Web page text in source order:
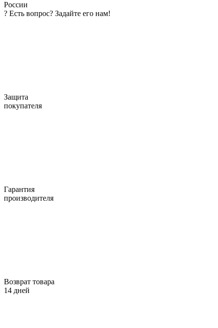
России
? Есть вопрос? Задайте его нам!
Защита
покупателя
Гарантия
производителя
Возврат товара
14 дней